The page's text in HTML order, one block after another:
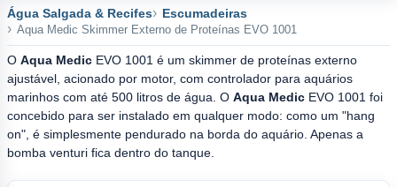
Água Salgada & Recifes Escumadeiras
Aqua Medic Skimmer Externo de Proteínas EVO 1001
O Aqua Medic EVO 1001 é um skimmer de proteínas externo
ajustável, acionado por motor, com controlador para aquários
marinhos com até 500 litros de água. O Aqua Medic EVO 1001 foi
concebido para ser instalado em qualquer modo: como um "hang
on", é simplesmente pendurado na borda do aquário. Apenas a
bomba venturi fica dentro do tanque.